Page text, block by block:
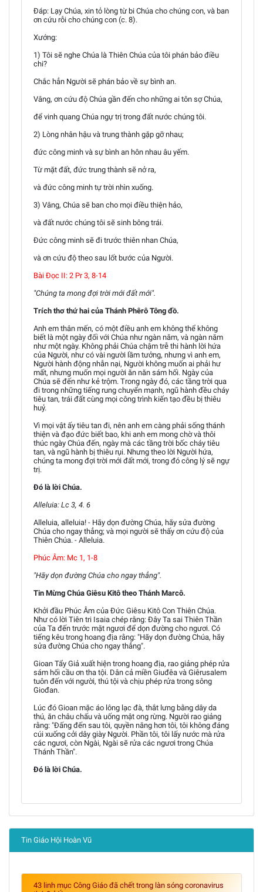
Ðáp: Lạy Chúa, xin tỏ lòng từ bi Chúa cho chúng con, và ban
ơn cứu rỗi cho chúng con (c. 8).
Xướng:
1) Tôi sẽ nghe Chúa là Thiên Chúa của tôi phán bảo điều
chi?
Chắc hẳn Người sẽ phán bảo về sự bình an.
Vâng, ơn cứu độ Chúa gần đến cho những ai tôn sợ Chúa,
để vinh quang Chúa ngự trị trong đất nước chúng tôi.
2) Lòng nhân hậu và trung thành gặp gỡ nhau;
đức công minh và sự bình an hôn nhau âu yếm.
Từ mặt đất, đức trung thành sẽ nở ra,
và đức công minh tự trời nhìn xuống.
3) Vâng, Chúa sẽ ban cho mọi điều thiện hảo,
và đất nước chúng tôi sẽ sinh bông trái.
Ðức công minh sẽ đi trước thiên nhan Chúa,
và ơn cứu độ theo sau lốt bước của Người.
Bài Ðọc II: 2 Pr 3, 8-14
"Chúng ta mong đợi trời mới đất mới".
Trích thơ thứ hai của Thánh Phêrô Tông đồ.
Anh em thân mến, có một điều anh em không thể không
biết là một ngày đối với Chúa như ngàn năm, và ngàn năm
như một ngày. Không phải Chúa chậm trễ thi hành lời hứa
của Người, như có vài người lầm tưởng, nhưng vì anh em,
Người hành động nhẫn nại, Người không muốn ai phải hư
mất, nhưng muốn mọi người ăn năn sám hối. Ngày của
Chúa sẽ đến như kẻ trộm. Trong ngày đó, các tầng trời qua
đi trong những tiếng rung chuyển mạnh, ngũ hành đều cháy
tiêu tan, trái đất cùng mọi công trình kiến tạo đều bị thiêu
huỷ.
Vì mọi vật ấy tiêu tan đi, nên anh em càng phải sống thánh
thiện và đạo đức biết bao, khi anh em mong chờ và thôi
thúc ngày Chúa đến, ngày mà các tầng trời bốc cháy tiêu
tan, và ngũ hành bị thiêu rụi. Nhưng theo lời Người hứa,
chúng ta mong đợi trời mới đất mới, trong đó công lý sẽ ngự
trị.
Ðó là lời Chúa.
Alleluia: Lc 3, 4. 6
Alleluia, alleluia! - Hãy dọn đường Chúa, hãy sửa đường
Chúa cho ngay thẳng; và mọi người sẽ thấy ơn cứu độ của
Thiên Chúa. - Alleluia.
Phúc Âm: Mc 1, 1-8
"Hãy dọn đường Chúa cho ngay thẳng".
Tin Mừng Chúa Giêsu Kitô theo Thánh Marcô.
Khởi đầu Phúc Âm của Ðức Giêsu Kitô Con Thiên Chúa.
Như có lời Tiên tri Isaia chép rằng: Ðây Ta sai Thiên Thần
của Ta đến trước mặt ngươi để dọn đường cho ngươi. Có
tiếng kêu trong hoang địa rằng: "Hãy dọn đường Chúa, hãy
sửa đường Chúa cho ngay thẳng".
Gioan Tẩy Giả xuất hiện trong hoang địa, rao giảng phép rửa
sám hối cầu ơn tha tội. Dân cả miền Giuđêa và Giêrusalem
tuôn đến với người, thú tội và chịu phép rửa trong sông
Giođan.
Lúc đó Gioan mặc áo lông lạc đà, thắt lưng bằng dây da
thú, ăn châu chấu và uống mật ong rừng. Người rao giảng
rằng: "Ðấng đến sau tôi, quyền năng hơn tôi, tôi không đáng
cúi xuống cởi dây giày Người. Phần tôi, tôi lấy nước mà rửa
các ngươi, còn Ngài, Ngài sẽ rửa các ngươi trong Chúa
Thánh Thần".
Ðó là lời Chúa.
Tin Giáo Hội Hoàn Vũ
43 linh mục Công Giáo đã chết trong làn sóng coronavirus